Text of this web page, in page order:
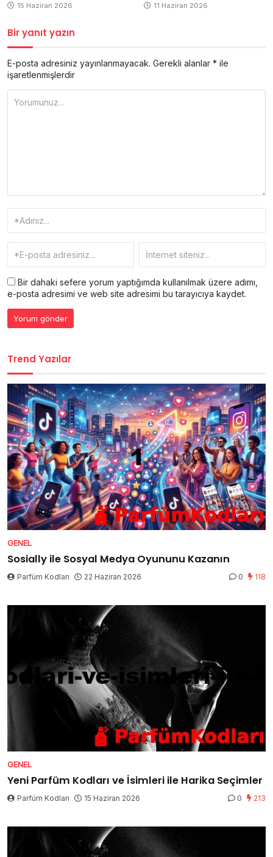
15 Haziran 2026 11 Haziran 2026
Bir yanıt yazın
E-posta adresiniz yayınlanmayacak. Gerekli alanlar * ile
işaretlenmişlerdir
Bir dahaki sefere yorum yaptığımda kullanılmak üzere adımı,
e-posta adresimi ve web site adresimi bu tarayıcıya kaydet.
Trend Yazılar
GENEL
Sosially ile Sosyal Medya Oyununu Kazanın
Parfüm Kodları 22 Haziran 2026 0 118
GENEL
Yeni Parfüm Kodları ve İsimleri ile Harika Seçimler
Parfüm Kodları 15 Haziran 2026 0 213